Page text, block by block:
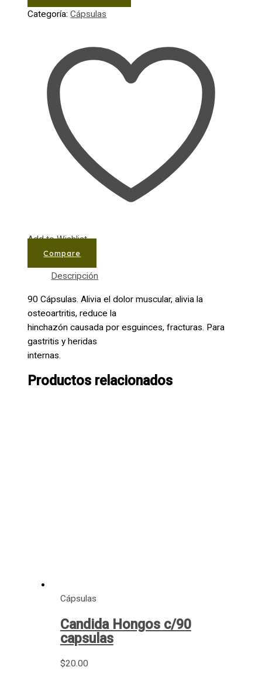
Categoría:Cápsulas
Add to Wishlist
Compare
Descripción
90 Cápsulas. Alivia el dolor muscular, alivia la
osteoartritis, reduce la
hinchazón causada por esguinces, fracturas. Para
gastritis y heridas
internas.
Productos relacionados
Cápsulas
Candida Hongos c/90
capsulas
$20.00